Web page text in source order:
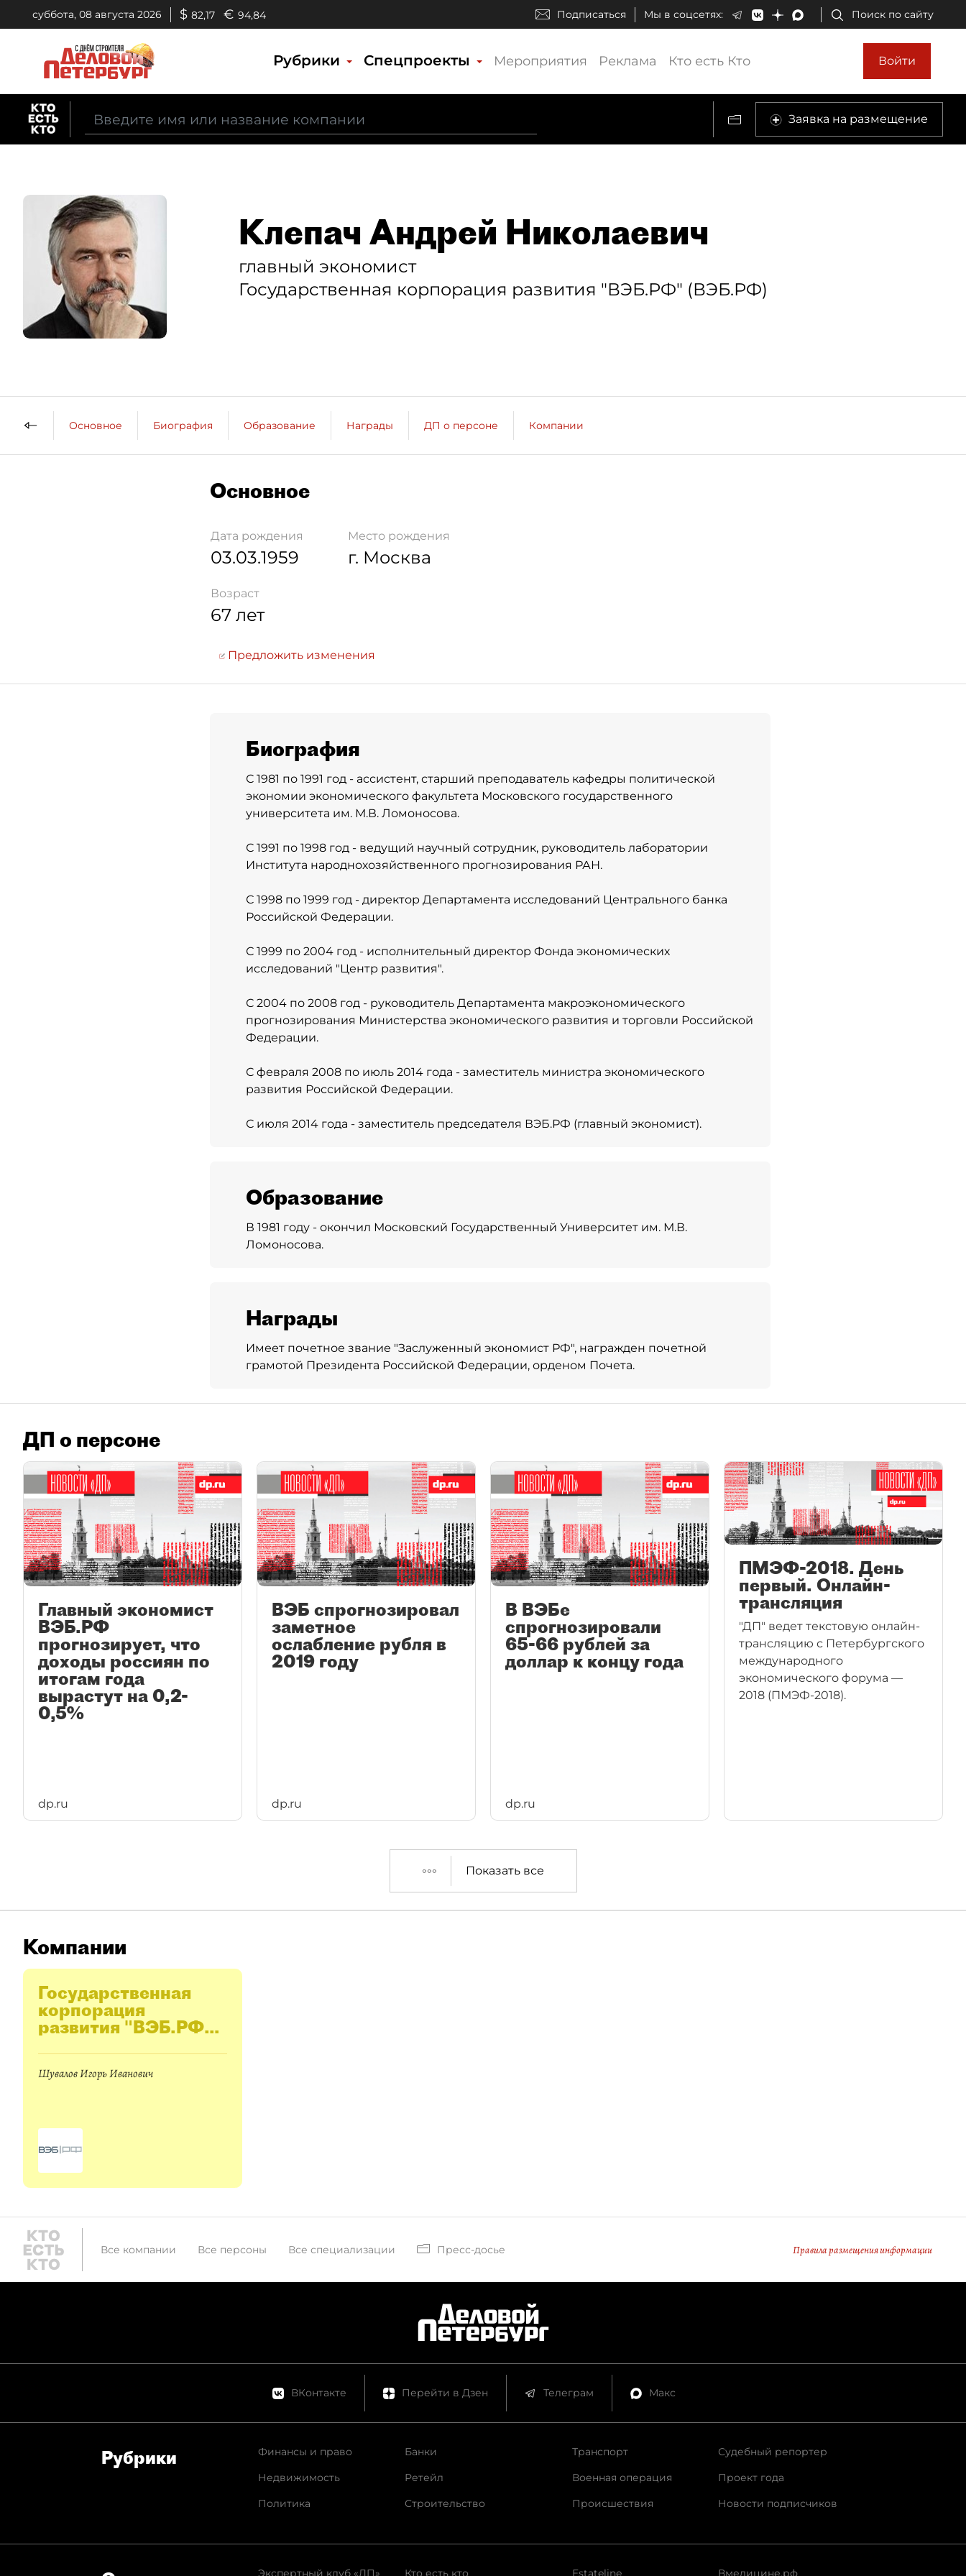
суббота, 08 августа 2026 $ 82,17 € 94,84 Подписаться Мы в соцсетях: Поиск по сайту
Рубрики Спецпроекты Мероприятия Реклама Кто есть Кто Войти
Заявка на размещение
Клепач Андрей Николаевич
главный экономист
Государственная корпорация развития "ВЭБ.РФ" (ВЭБ.РФ)
Основное Биография Образование Награды ДП о персоне Компании
Основное
Дата рождения
03.03.1959
Место рождения
г. Москва
Возраст
67 лет
Предложить изменения
Биография
С 1981 по 1991 год - ассистент, старший преподаватель кафедры политической
экономии экономического факультета Московского государственного
университета им. М.В. Ломоносова.
С 1991 по 1998 год - ведущий научный сотрудник, руководитель лаборатории
Института народнохозяйственного прогнозирования РАН.
С 1998 по 1999 год - директор Департамента исследований Центрального банка
Российской Федерации.
С 1999 по 2004 год - исполнительный директор Фонда экономических
исследований "Центр развития".
С 2004 по 2008 год - руководитель Департамента макроэкономического
прогнозирования Министерства экономического развития и торговли Российской
Федерации.
С февраля 2008 по июль 2014 года - заместитель министра экономического
развития Российской Федерации.
С июля 2014 года - заместитель председателя ВЭБ.РФ (главный экономист).
Образование
В 1981 году - окончил Московский Государственный Университет им. М.В.
Ломоносова.
Награды
Имеет почетное звание "Заслуженный экономист РФ", награжден почетной
грамотой Президента Российской Федерации, орденом Почета.
ДП о персоне
Главный экономист
ВЭБ.РФ
прогнозирует, что
доходы россиян по
итогам года
вырастут на 0,2-
0,5%
dp.ru
ВЭБ спрогнозировал
заметное
ослабление рубля в
2019 году
dp.ru
В ВЭБе
спрогнозировали
65-66 рублей за
доллар к концу года
dp.ru
ПМЭФ-2018. День
первый. Онлайн-
трансляция
"ДП" ведет текстовую онлайн-
трансляцию с Петербургского
международного
экономического форума —
2018 (ПМЭФ-2018).
Показать все
Компании
Государственная
корпорация
развития "ВЭБ.РФ"
Шувалов Игорь Иванович
Все компании Все персоны Все специализации Пресс-досье Правила размещения информации
ВКонтакте Перейти в Дзен Телеграм Макс
Рубрики
Финансы и право
Недвижимость
Политика
Банки
Ретейл
Строительство
Транспорт
Военная операция
Происшествия
Судебный репортер
Проект года
Новости подписчиков
Экспертный клуб «ДП» Кто есть кто Estateline Вмедицине.рф